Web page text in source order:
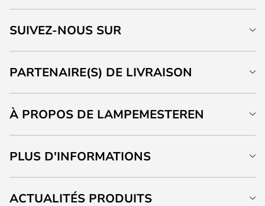
SUIVEZ-NOUS SUR
PARTENAIRE(S) DE LIVRAISON
À PROPOS DE LAMPEMESTEREN
PLUS D'INFORMATIONS
ACTUALITÉS PRODUITS